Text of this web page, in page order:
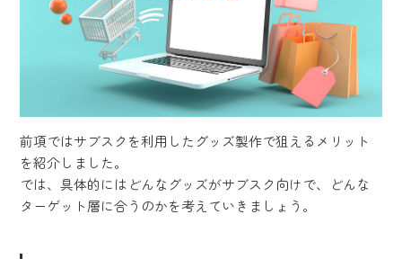
前項ではサブスクを利用したグッズ製作で狙えるメリット
を紹介しました。
では、具体的にはどんなグッズがサブスク向けで、どんな
ターゲット層に合うのかを考えていきましょう。